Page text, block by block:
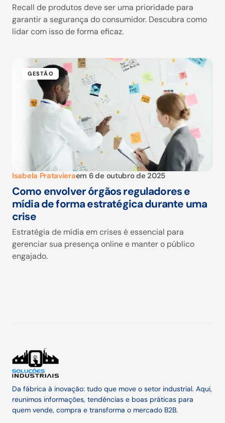
Recall de produtos deve ser uma prioridade para
garantir a segurança do consumidor. Descubra como
lidar com isso de forma eficaz.
GESTÃO
Isabela Pratavieraem 6 de outubro de 2025
Como envolver órgãos reguladores e
mídia de forma estratégica durante uma
crise
Estratégia de mídia em crises é essencial para
gerenciar sua presença online e manter o público
engajado.
Da fábrica à inovação: tudo que move o setor industrial. Aqui,
reunimos informações, tendências e boas práticas para
quem vende, compra e transforma o mercado B2B.